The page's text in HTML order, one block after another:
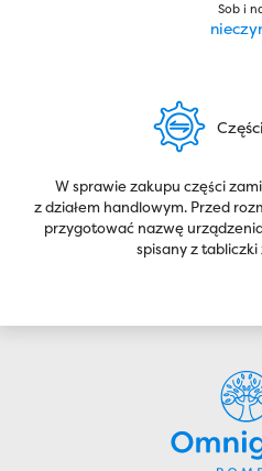
Sob i
W sprawie zakupu części
z działem handlowym. Przed
przygotować nazwę
spisany z